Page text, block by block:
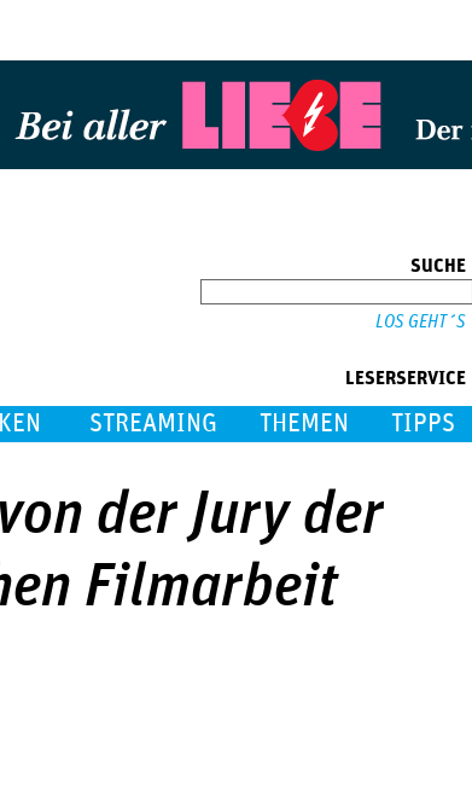
SUCHE
LESERSERVICE
STREAMING THEMEN TIPPS
der Jury der
Filmarbeit